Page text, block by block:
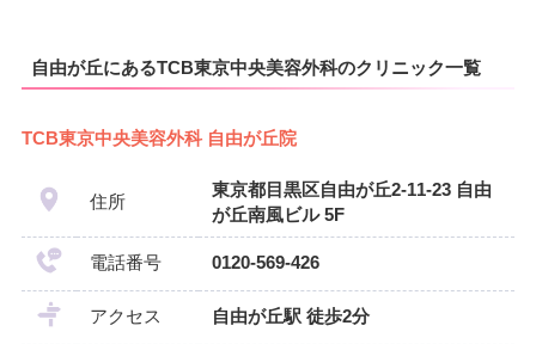
自由が丘にあるTCB東京中央美容外科のクリニック一覧
TCB東京中央美容外科 自由が丘院
住所
東京都目黒区自由が丘2-11-23 自由
が丘南風ビル 5F
電話番号 0120-569-426
アクセス 自由が丘駅 徒歩2分